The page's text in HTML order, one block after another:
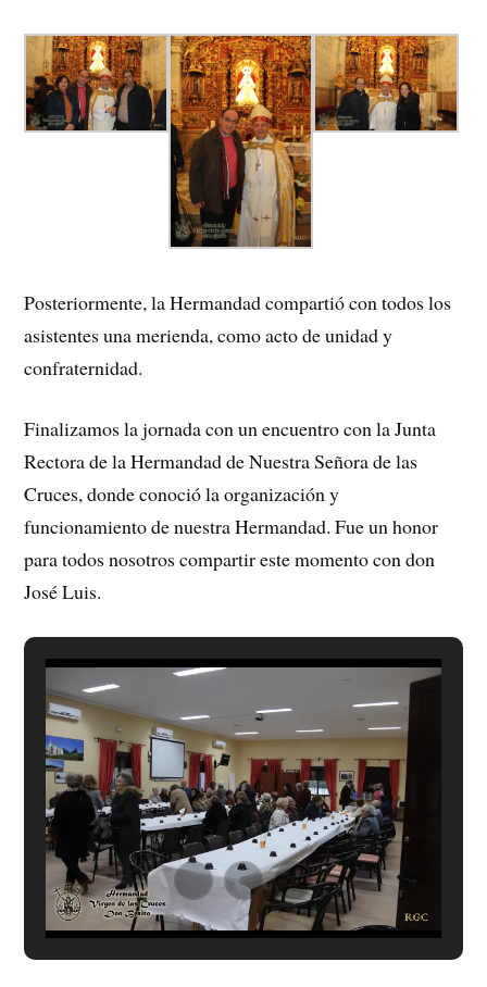
Posteriormente, la Hermandad compartió con todos los
asistentes una merienda, como acto de unidad y
confraternidad.
Finalizamos la jornada con un encuentro con la Junta
Rectora de la Hermandad de Nuestra Señora de las
Cruces, donde conoció la organización y
funcionamiento de nuestra Hermandad. Fue un honor
para todos nosotros compartir este momento con don
José Luis.